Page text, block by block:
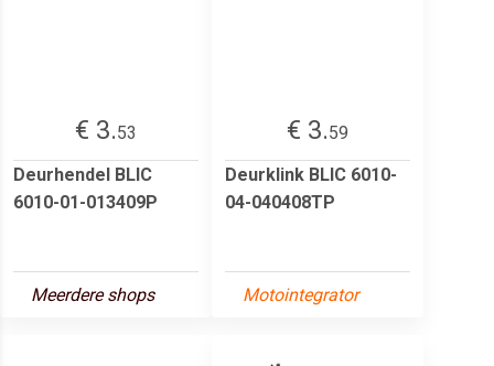
€ 3.53
Deurhendel BLIC
6010-01-013409P
Meerdere shops
€ 3.59
Deurklink BLIC 6010-
04-040408TP
Motointegrator